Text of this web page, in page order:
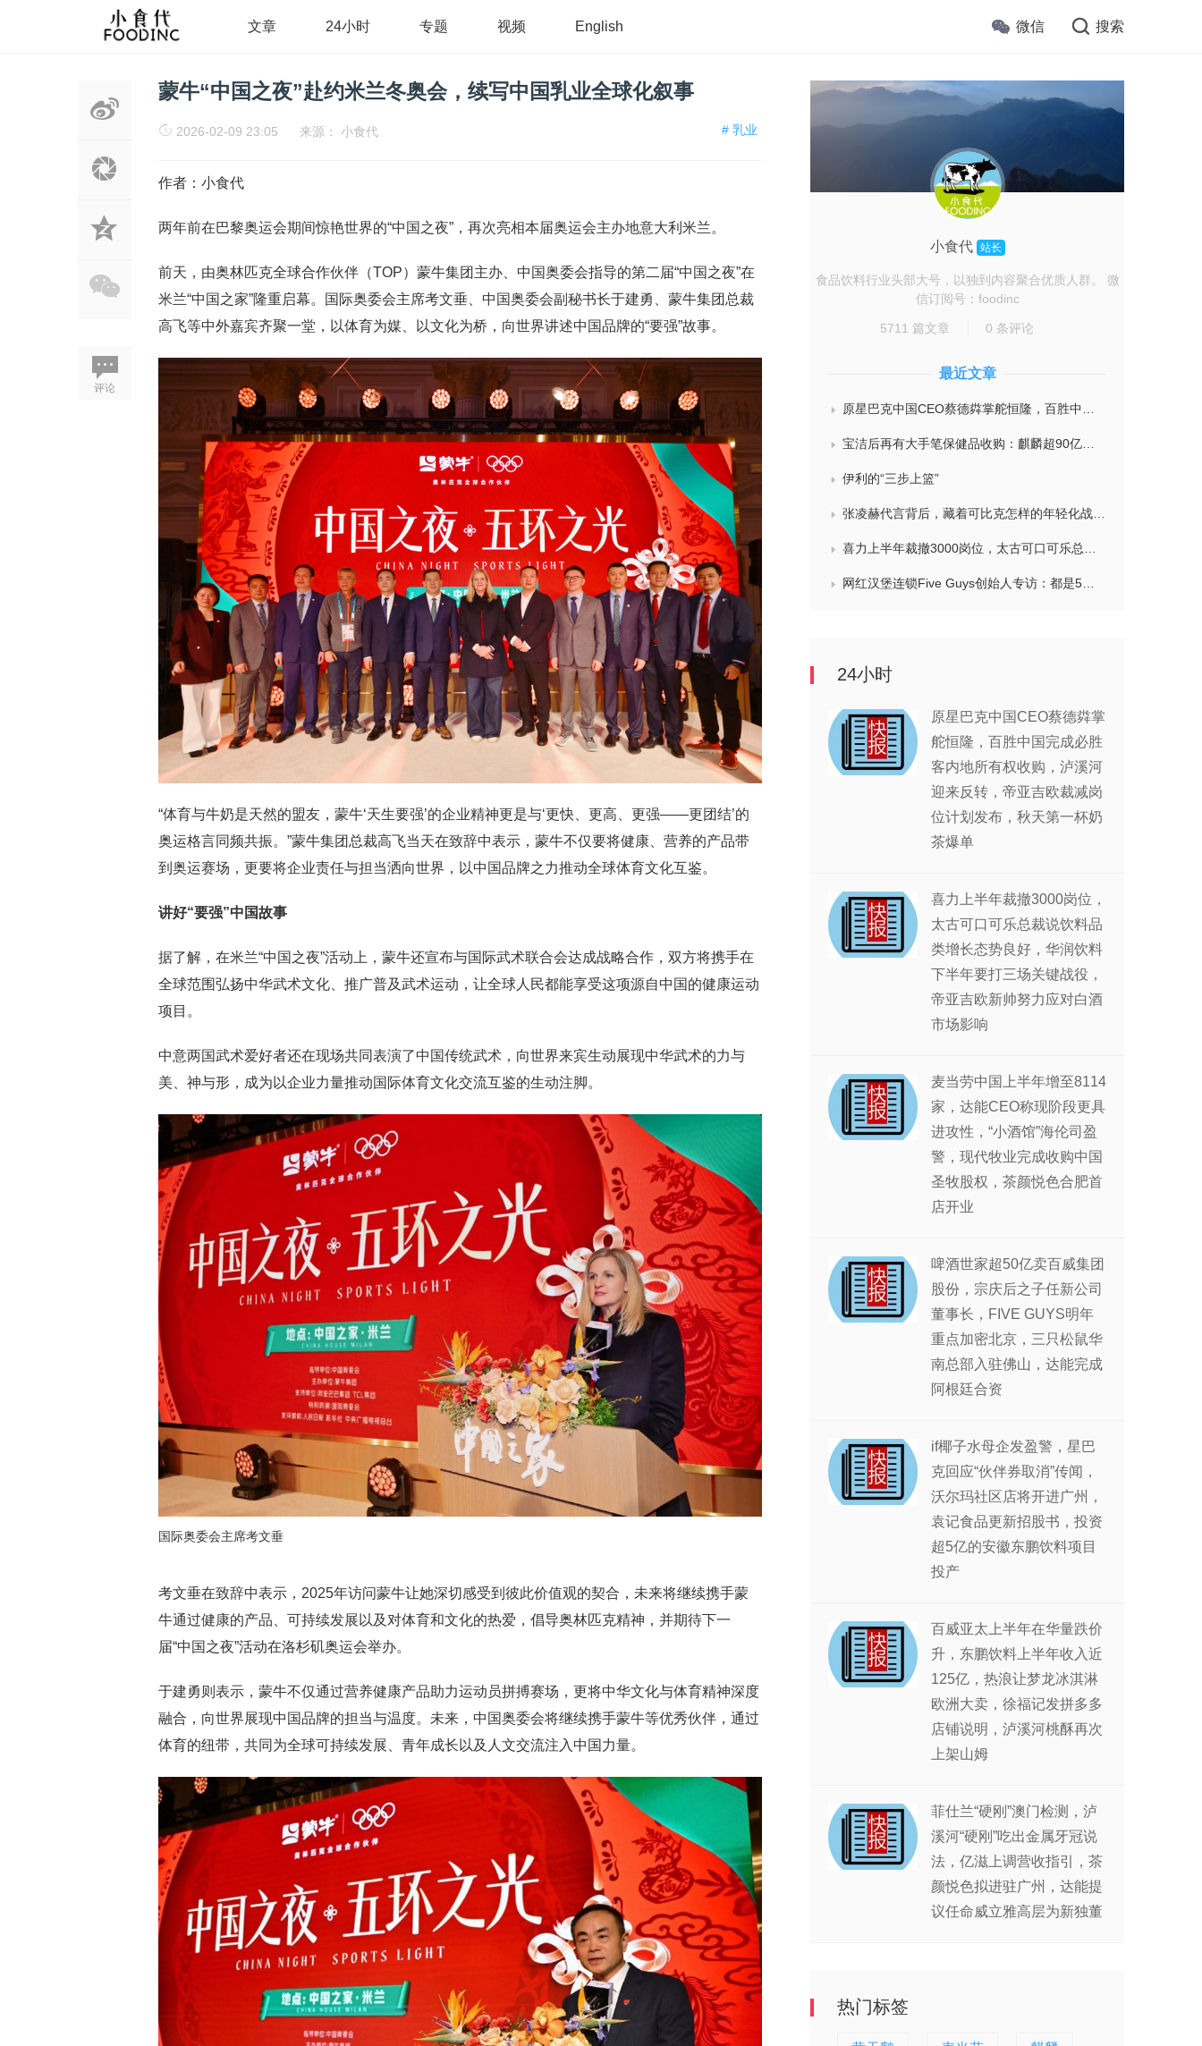
文章 24小时 专题 视频 English 微信 搜索
评论
蒙牛“中国之夜”赴约米兰冬奥会，续写中国乳业全球化叙事
# 乳业
2026-02-09 23:05 来源： 小食代
作者：小食代
两年前在巴黎奥运会期间惊艳世界的“中国之夜”，再次亮相本届奥运会主办地意大利米兰。
前天，由奥林匹克全球合作伙伴（TOP）蒙牛集团主办、中国奥委会指导的第二届“中国之夜”在
米兰“中国之家”隆重启幕。国际奥委会主席考文垂、中国奥委会副秘书长于建勇、蒙牛集团总裁
高飞等中外嘉宾齐聚一堂，以体育为媒、以文化为桥，向世界讲述中国品牌的“要强”故事。
“体育与牛奶是天然的盟友，蒙牛‘天生要强’的企业精神更是与‘更快、更高、更强——更团结’的
奥运格言同频共振。”蒙牛集团总裁高飞当天在致辞中表示，蒙牛不仅要将健康、营养的产品带
到奥运赛场，更要将企业责任与担当洒向世界，以中国品牌之力推动全球体育文化互鉴。
讲好“要强”中国故事
据了解，在米兰“中国之夜”活动上，蒙牛还宣布与国际武术联合会达成战略合作，双方将携手在
全球范围弘扬中华武术文化、推广普及武术运动，让全球人民都能享受这项源自中国的健康运动
项目。
中意两国武术爱好者还在现场共同表演了中国传统武术，向世界来宾生动展现中华武术的力与
美、神与形，成为以企业力量推动国际体育文化交流互鉴的生动注脚。
国际奥委会主席考文垂
考文垂在致辞中表示，2025年访问蒙牛让她深切感受到彼此价值观的契合，未来将继续携手蒙
牛通过健康的产品、可持续发展以及对体育和文化的热爱，倡导奥林匹克精神，并期待下一
届“中国之夜”活动在洛杉矶奥运会举办。
于建勇则表示，蒙牛不仅通过营养健康产品助力运动员拼搏赛场，更将中华文化与体育精神深度
融合，向世界展现中国品牌的担当与温度。未来，中国奥委会将继续携手蒙牛等优秀伙伴，通过
体育的纽带，共同为全球可持续发展、青年成长以及人文交流注入中国力量。
小食代 站长
食品饮料行业头部大号，以独到内容聚合优质人群。 微
信订阅号：foodinc
5711 篇文章 0 条评论
最近文章
原星巴克中国CEO蔡德粦掌舵恒隆，百胜中国完成必胜客内地所有权收购，泸溪河迎来反转，帝亚吉欧裁减岗位计划发布，秋天第一杯奶茶爆单
宝洁后再有大手笔保健品收购：麒麟超90亿拿下健美生，在华已入驻山姆和开市客等多渠道，为何超300亿资本一周内“疯抢”VMS？
伊利的“三步上篮”
张凌赫代言背后，藏着可比克怎样的年轻化战略？
喜力上半年裁撤3000岗位，太古可口可乐总裁说饮料品类增长态势良好，华润饮料下半年要打三场关键战役，帝亚吉欧新帅努力应对白酒市场影响
网红汉堡连锁Five Guys创始人专访：都是5个儿子和妻子在打理，绝不会与麦当劳正面竞争，要公司上市或卖盘的建议不时出现
24小时
原星巴克中国CEO蔡德粦掌
舵恒隆，百胜中国完成必胜
客内地所有权收购，泸溪河
迎来反转，帝亚吉欧裁减岗
位计划发布，秋天第一杯奶
茶爆单
喜力上半年裁撤3000岗位，
太古可口可乐总裁说饮料品
类增长态势良好，华润饮料
下半年要打三场关键战役，
帝亚吉欧新帅努力应对白酒
市场影响
麦当劳中国上半年增至8114
家，达能CEO称现阶段更具
进攻性，“小酒馆”海伦司盈
警，现代牧业完成收购中国
圣牧股权，茶颜悦色合肥首
店开业
啤酒世家超50亿卖百威集团
股份，宗庆后之子任新公司
董事长，FIVE GUYS明年
重点加密北京，三只松鼠华
南总部入驻佛山，达能完成
阿根廷合资
if椰子水母企发盈警，星巴
克回应“伙伴券取消”传闻，
沃尔玛社区店将开进广州，
袁记食品更新招股书，投资
超5亿的安徽东鹏饮料项目
投产
百威亚太上半年在华量跌价
升，东鹏饮料上半年收入近
125亿，热浪让梦龙冰淇淋
欧洲大卖，徐福记发拼多多
店铺说明，泸溪河桃酥再次
上架山姆
菲仕兰“硬刚”澳门检测，泸
溪河“硬刚”吃出金属牙冠说
法，亿滋上调营收指引，茶
颜悦色拟进驻广州，达能提
议任命威立雅高层为新独董
热门标签